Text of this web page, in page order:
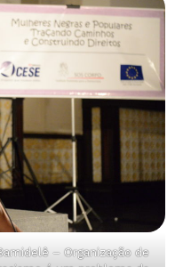
– Organização de